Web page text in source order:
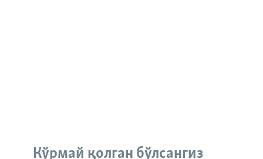
Кўрмай қолган бўлсангиз